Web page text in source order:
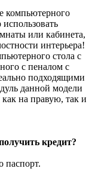
компьютерного
или кабинета,
интерьера!
стола с
с пеналом с
подходящими
данной модели
как на правую, так и
кредит?
паспорт.